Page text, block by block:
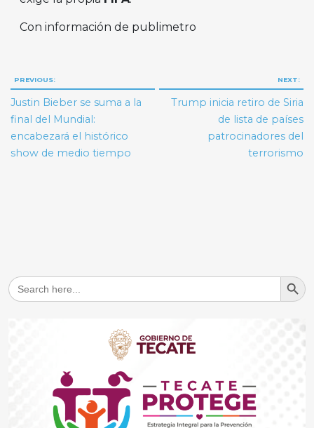
Con información de publimetro
Navegación
de
entradas
PREVIOUS:
Justin Bieber se suma a la
final del Mundial:
encabezará el histórico
show de medio tiempo
NEXT:
Trump inicia retiro de Siria
de lista de países
patrocinadores del
terrorismo
Search
for:
Search